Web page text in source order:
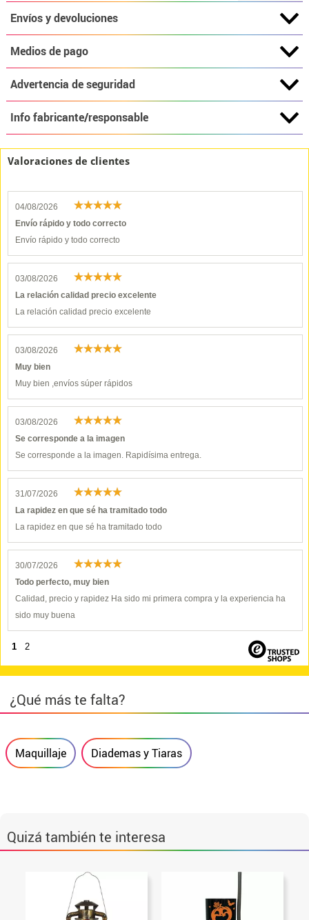
Envíos y devoluciones
Medios de pago
Advertencia de seguridad
Info fabricante/responsable
Valoraciones de clientes
04/08/2026
Envío rápido y todo correcto
Envío rápido y todo correcto
03/08/2026
La relación calidad precio excelente
La relación calidad precio excelente
03/08/2026
Muy bien
Muy bien ,envíos súper rápidos
03/08/2026
Se corresponde a la imagen
Se corresponde a la imagen. Rapidísima entrega.
31/07/2026
La rapidez en que sé ha tramitado todo
La rapidez en que sé ha tramitado todo
30/07/2026
Todo perfecto, muy bien
Calidad, precio y rapidez Ha sido mi primera compra y la experiencia ha
sido muy buena
1 2
¿Qué más te falta?
Maquillaje Diademas y Tiaras
Quizá también te interesa